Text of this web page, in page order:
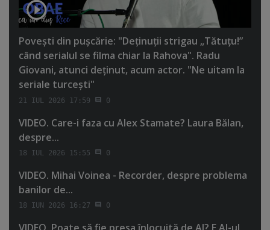
Poveşti din puşcărie: "Deţinuţii strigau „Tătuţu!”
când serialul se filma chiar la Rahova". Radu
Giovani, atunci deţinut, acum actor. "Ne uitam la
seriale turceşti"
21 IUL 2026 17:59 0
VIDEO. Care-i faza cu Alex Stamate? Laura Bălan,
despre...
18 IUL 2026 15:55 0
VIDEO. Mihai Voinea - Recorder, despre problema
banilor de...
18 IUN 2026 16:27 0